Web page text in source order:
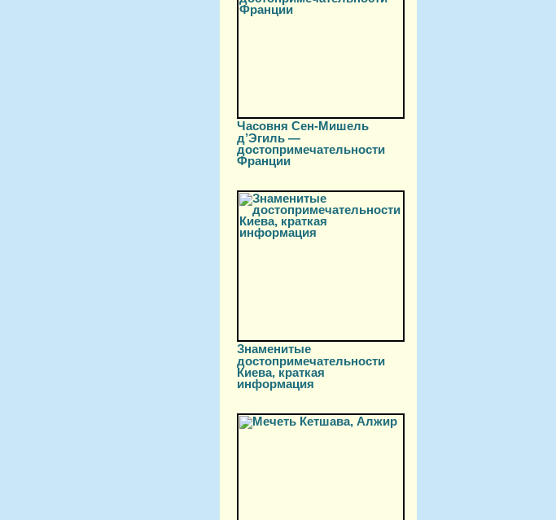
Часовня Сен-Мишель
д’Эгиль —
достопримечательности
Франции
Знаменитые
достопримечательности
Киева, краткая
информация